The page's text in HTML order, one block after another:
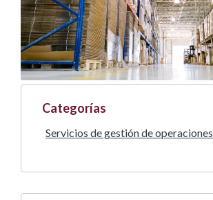
Categorías
Servicios de gestión de operaciones